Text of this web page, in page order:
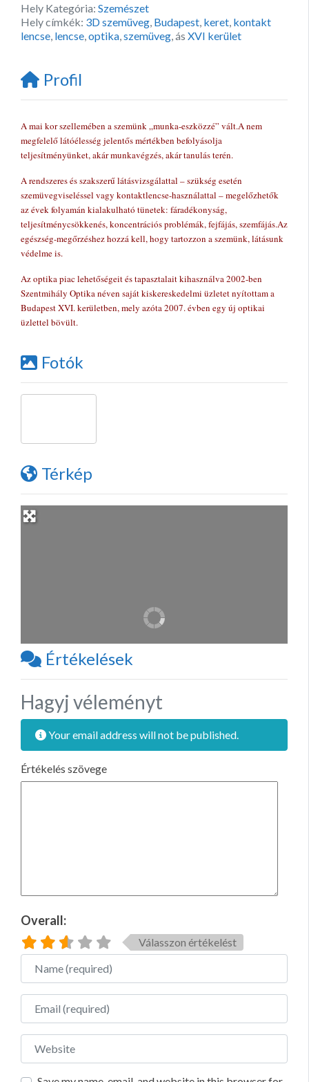
Hely Kategória: Szemészet
Hely címkék: 3D szemüveg Budapest keret kontakt
lencse lencse optika szemüveg , ás XVI kerület
Profil
A mai kor szellemében a szemünk „munka-eszközzé” vált.A nem
megfelelő látóélesség jelentős mértékben befolyásolja
teljesítményünket, akár munkavégzés, akár tanulás terén.
A rendszeres és szakszerű látásvizsgálattal – szükség esetén
szemüvegviseléssel vagy kontaktlencse-használattal – megelőzhetők
az évek folyamán kialakulható tünetek: fáradékonyság,
teljesítménycsökkenés, koncentrációs problémák, fejfájás, szemfájás.Az
egészség-megőrzéshez hozzá kell, hogy tartozzon a szemünk, látásunk
védelme is.
Az optika piac lehetőségeit és tapasztalait kihasználva 2002-ben
Szentmihály Optika néven saját kiskereskedelmi üzletet nyítottam a
Budapest XVI. kerületben, mely azóta 2007. évben egy új optikai
üzlettel bövült.
Fotók
Térkép
Értékelések
Hagyj véleményt
Your email address will not be published.
Értékelés szövege
Overall:
Válasszon értékelést
Name
Email
Website